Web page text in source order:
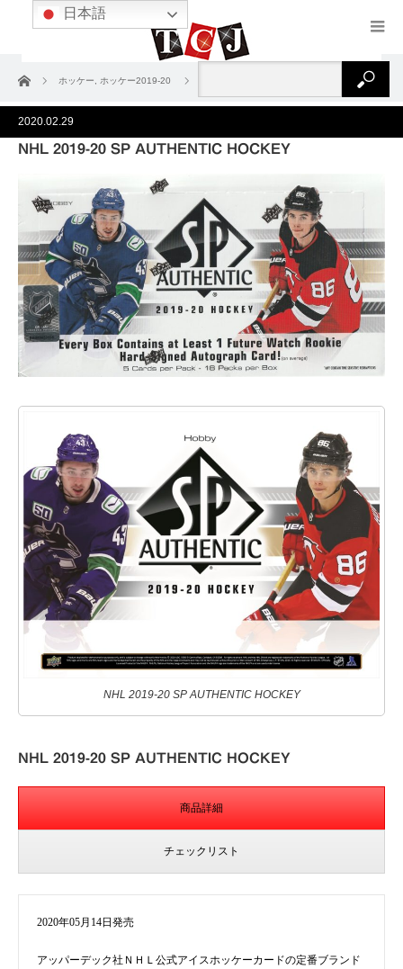
ホーム ホッケー ホッケー2019‐20 NHL 2019-20 SP AUTHENTIC HOCKEY
2020.02.29
NHL 2019-20 SP AUTHENTIC HOCKEY
NHL 2019-20 SP AUTHENTIC HOCKEY
NHL 2019-20 SP AUTHENTIC HOCKEY
商品詳細
チェックリスト
2020年05月14日発売
アッパーデック社ＮＨＬ公式アイスホッケーカードの定番ブランド
日本語